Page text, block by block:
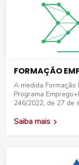
FORMAÇÃO
A medida
Programa
246/2022, de 27 de
Saiba mais